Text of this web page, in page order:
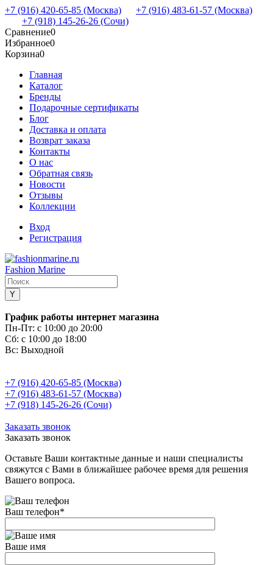
+7 (916) 420-65-85 (Москва)
+7 (916) 483-61-57 (Москва)
+7 (918) 145-26-26 (Сочи)
Сравнение0
Избранное0
Корзина0
Главная
Каталог
Бренды
Подарочные сертификаты
Блог
Доставка и оплата
Возврат заказа
Контакты
О нас
Обратная связь
Новости
Отзывы
Коллекции
Вход
Регистрация
Fashion Marine
График работы интернет магазина
Пн-Пт: с 10:00 до 20:00
Сб: с 10:00 до 18:00
Вс: Выходной
+7 (916) 420-65-85 (Москва)
+7 (916) 483-61-57 (Москва)
+7 (918) 145-26-26 (Сочи)
Заказать звонок
Заказать звонок
Оставьте Ваши контактные данные и наши специалисты
свяжутся с Вами в ближайшее рабочее время для решения
Вашего вопроса.
Ваш телефон*
Ваше имя